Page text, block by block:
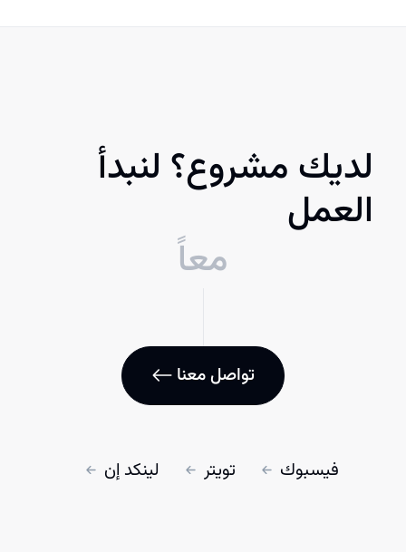
لديك مشروع؟ لنبدأ
العمل
معاً
تواصل معنا
فيسبوك تويتر لينكد إن